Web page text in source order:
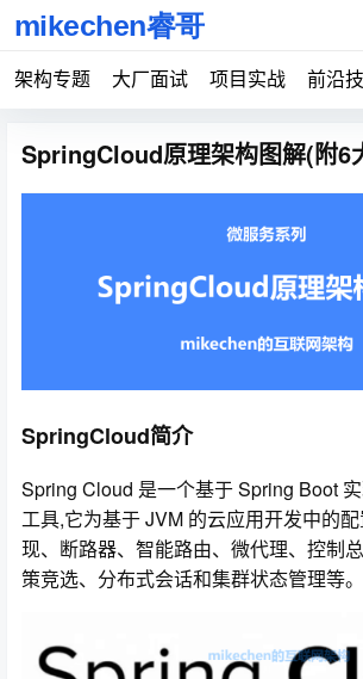
架构专题 大厂面试 项目实战 前沿
SpringCloud原理架构图解(附6
SpringCloud简介
Spring Cloud 是一个基于 Spring Boot
工具,它为基于 JVM 的云应用开发中的
现、断路器、智能路由、微代理、控制
策竞选、分布式会话和集群状态管理等。